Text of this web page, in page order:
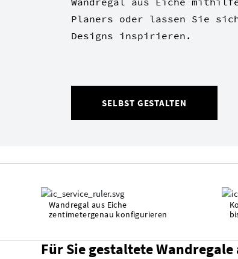
Planers oder lassen Sie
Designs inspirieren.
SELBST GESTALTEN
Wandregal aus Eiche
zentimetergenau konfigurieren
Für Sie gestaltete